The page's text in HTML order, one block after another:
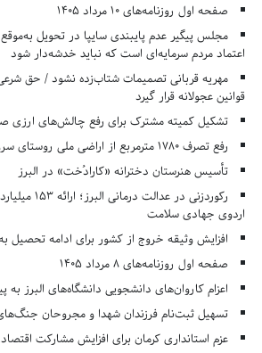
صفحه اول روزنامه‌های 10 مرداد 1405
مجلس پیگیر عدم پایبندی سایپا در تحویل
اعتماد مردم سرمایه‌ای است که نباید خدشه‌دار شود
مهریه قربانی تصمیمات شتاب‌زده نشود / حق شرعی
قوانین عجولانه قرار گیرد
تشکیل کمیته مشترک برای رفع چالش‌های ارزی
رفع تصرف ۱۷۸۰ مترمربع از اراضی ملی روستای سرودار کرج
تأسیس هنرستان دخترانه «کارادُخت» در البرز
اردوی جهادی سلامت
افزایش وثیقه خروج از کشور برای ادامه تحصیل به ۲۰۰ میلیون
صفحه اول روزنامه‌های 8 مرداد 1405
اعزام کاروان‌های دانشجویی دانشگاه‌های البرز
تسهیل ثبت‌نام فرزندان شهدا و مجروحان
عزم استانداری کرمان برای افزایش مشارکت